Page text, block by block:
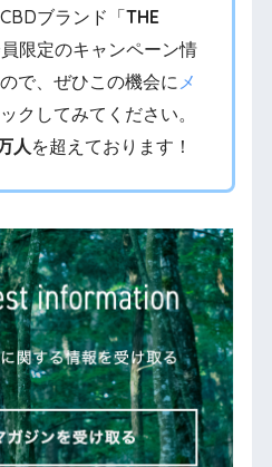
ブランド「THE
限定のキャンペーン情
で、ぜひこの機会にメ
クしてみてください。
人を超えております！